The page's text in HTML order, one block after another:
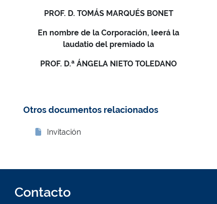
PROF. D. TOMÁS MARQUÉS BONET
En nombre de la Corporación, leerá la
laudatio del premiado la
PROF. D.ª ÁNGELA NIETO TOLEDANO
Otros documentos relacionados
Invitación
Contacto